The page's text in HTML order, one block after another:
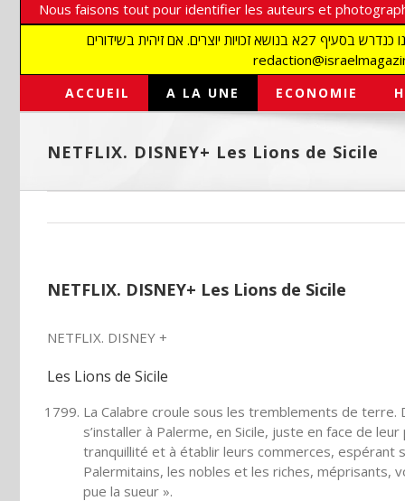
Nous faisons tout pour identifier les auteurs et
אנו עושים הכל כדי לזהות סופרים וצלמים על מנת לכבד את זכויותיהם. אנו מכבדים זכויות יוצרים ושואפים לאתר את בעלי הזכויות בתמונות המגיעות אלינו כנדרש בסעיף 27א בנושא זכויות יוצרים. אם זיהית בשידורים
ACCUEIL A LA UNE ECONOMIE
NETFLIX. DISNEY+ Les Lions de Sicile
NETFLIX. DISNEY+ Les Lions de Sicile
NETFLIX. DISNEY +
Les Lions de Sicile
La Calabre croule sous les tremblements de
s’installer à Palerme, en Sicile, juste en face de
tranquillité et à établir leurs commerces, espérant
Palermitains, les nobles et les riches, méprisants,
pue la sueur ».